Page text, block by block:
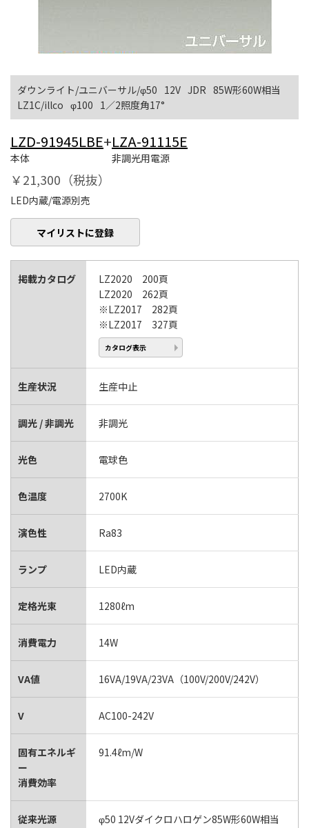
ダウンライト/ユニバーサル/φ50 12V JDR 85W形60W相当
LZ1C/illco φ100 1／2照度角17°
LZD-91945LBE+
本体
LZA-91115E
非調光用電源
￥21,300（税抜）
LED内蔵/電源別売
マイリストに登録
掲載カタログ
LZ2020 200頁
LZ2020 262頁
※LZ2017 282頁
※LZ2017 327頁
カタログ表示
生産状況 生産中止
調光 / 非調光 非調光
光色 電球色
色温度 2700K
演色性 Ra83
ランプ LED内蔵
定格光束 1280ℓm
消費電力 14W
VA値 16VA/19VA/23VA（100V/200V/242V）
V AC100-242V
固有エネルギ
ー
消費効率
91.4ℓm/W
従来光源 φ50 12Vダイクロハロゲン85W形60W相当